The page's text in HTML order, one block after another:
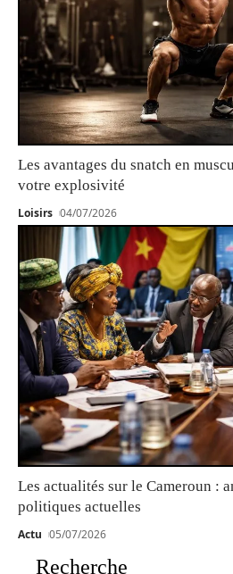
Les avantages du snatch en
votre explosivité
Loisirs 04/07/2026
Les actualités sur le Cameroun :
politiques actuelles
Actu 05/07/2026
Recherche